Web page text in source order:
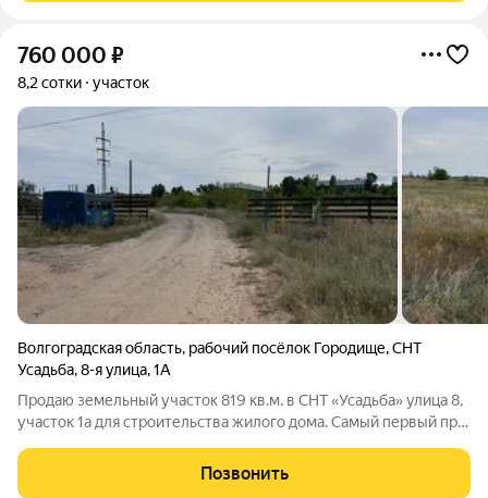
760 000 ₽
8,2 сотки участок
Волгоградская область, рабочий посёлок Городище,СНТ
Усадьба,8-я улица,1А
Продаю земельный участок 819 кв.м. в СНТ «Усадьба» улица 8,
участок 1а для строительства жилого дома. Самый первый при
улице. На участке два колодца с централизованной городской
водой и
Позвонить